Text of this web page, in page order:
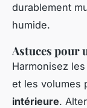
durablement
humide.
Astuces pour
Harmonisez
et les volumes
intérieure.